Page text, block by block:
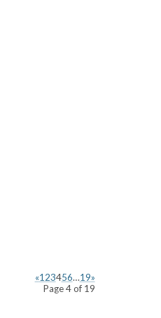
«1 23456…19»
Page 4 of 19